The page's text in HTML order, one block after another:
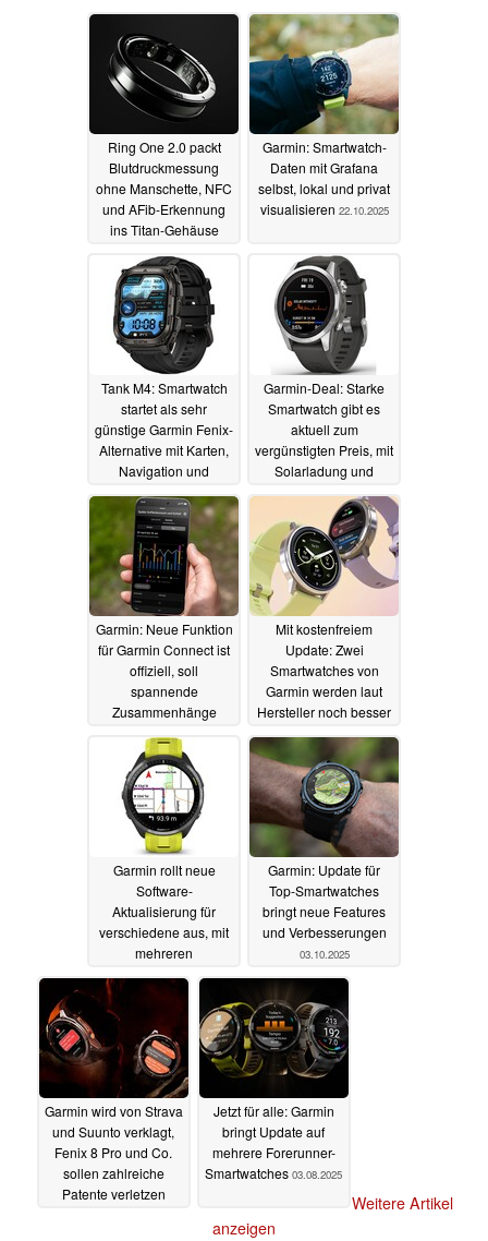
Ring One 2.0 packt
Blutdruckmessung
ohne Manschette, NFC
und AFib-Erkennung
ins Titan-Gehäuse
Garmin: Smartwatch-
Daten mit Grafana
selbst, lokal und privat
visualisieren 22.10.2025
Tank M4: Smartwatch
startet als sehr
günstige Garmin Fenix-
Alternative mit Karten,
Navigation und
Taucherfunktionen
11.10.2025
Garmin-Deal: Starke
Smartwatch gibt es
aktuell zum
vergünstigten Preis, mit
Solarladung und
langer Laufzeit
11.10.2025
Garmin: Neue Funktion
für Garmin Connect ist
offiziell, soll
spannende
Zusammenhänge
zwischen Lifestyle und
Gesundheit zeigen
09.10.2025
Mit kostenfreiem
Update: Zwei
Smartwatches von
Garmin werden laut
Hersteller noch besser
09.10.2025
Garmin rollt neue
Software-
Aktualisierung für
verschiedene aus, mit
mehreren
Verbesserungen
05.10.2025
Garmin: Update für
Top-Smartwatches
bringt neue Features
und Verbesserungen
03.10.2025
Garmin wird von Strava
und Suunto verklagt,
Fenix 8 Pro und Co.
sollen zahlreiche
Patente verletzen
Jetzt für alle: Garmin
bringt Update auf
mehrere Forerunner-
Smartwatches 03.08.2025
Weitere Artikel
anzeigen